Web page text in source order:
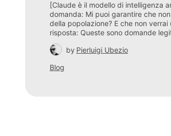
[Claude è il modello di intelligenza
domanda: Mi puoi garantire che
della popolazione? E che non
risposta: Queste sono domande
by Pierluigi Ubezio
Blog